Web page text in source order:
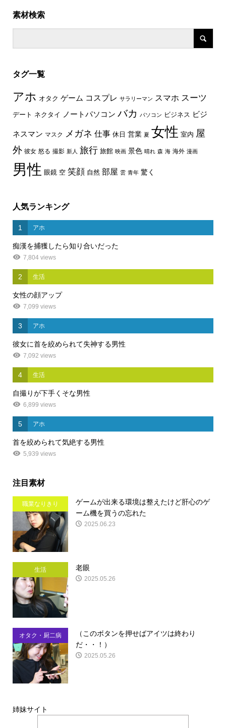
素材検索
タグ一覧
アホ オタク ゲーム コスプレ サラリーマン スマホ スーツ
デート ネクタイ ノートパソコン バカ パソコン ビジネス ビジ
ネスマン マスク メガネ 仕事 休日 営業 夏 女性 室内 屋
外 彼女 怒る 撮影 新人 旅行 旅館 映画 景色 晴れ 森 海 海外 漫画
男性 眼鏡 空 笑顔 自然 部屋 雲 青年 驚く
人気ランキング
1 アホ
痴漢を捕獲したら知り合いだった
7,804 views
2 生活
女性の顔アップ
7,099 views
3 アホ
彼女に首を絞められて失神する男性
7,092 views
4 生活
自撮りが下手くそな男性
6,899 views
5 アホ
首を絞められて気絶する男性
5,939 views
注目素材
職業なりきり
ゲームが出来る環境は整えたけど肝心のゲ
ーム機を買うの忘れた
2025.06.23
生活 老眼
2025.05.26
オタク・厨二病
（このボタンを押せばアイツは終わり
だ・・！）
2025.05.26
姉妹サイト